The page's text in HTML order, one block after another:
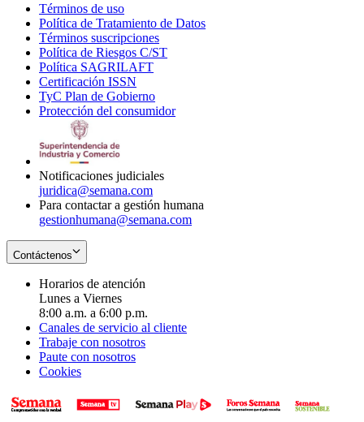
Términos de uso
in
new
window
Política de Tratamiento de Datos
Términos suscripciones
in
Política de Riesgos C/ST
Política SAGRILAFT
new
window
Certificación ISSN
in
new
TyC Plan de Gobierno
in
Protección del consumidorOpens
Notificaciones judiciales
juridica@semana.com
Para contactar a gestión humana
gestionhumana@semana.com
Contáctenos
Horarios de atención
Lunes a Viernes
8:00 a.m. a 6:00 p.m.
Canales de servicio al cliente
Trabaje con nosotros
Paute con nosotros
Cookies